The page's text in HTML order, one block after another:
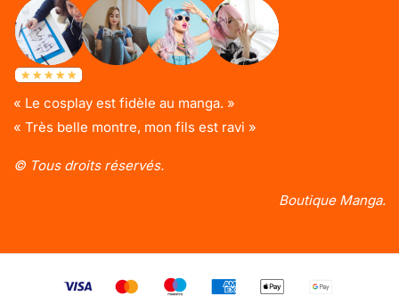
« Le cosplay est fidèle au manga. »
« Très belle montre, mon fils est ravi »
© Tous droits réservés.
Boutique Manga.